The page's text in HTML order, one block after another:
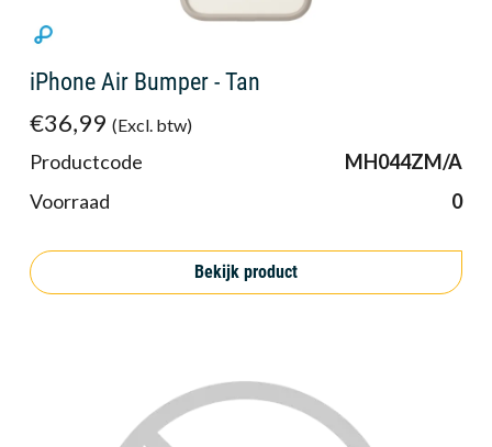
iPhone Air Bumper - Tan
€36,99 (Excl. btw)
Productcode
MH044ZM/A
Voorraad
0
Bekijk product